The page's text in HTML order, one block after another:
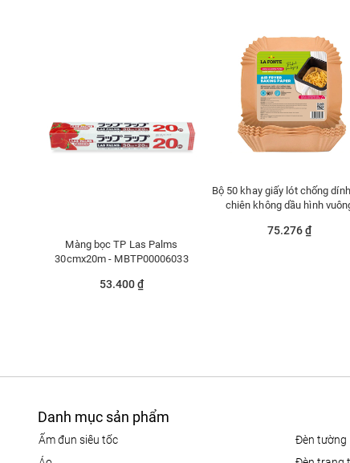
Màng bọc TP Las Palms
30cmx20m - MBTP00006033
53.400 ₫
Bộ 50 khay giấy lót chống
chiên không dầu hình
75.276 ₫
Danh mục sản phẩm
ấm đun siêu tốc
đèn tường